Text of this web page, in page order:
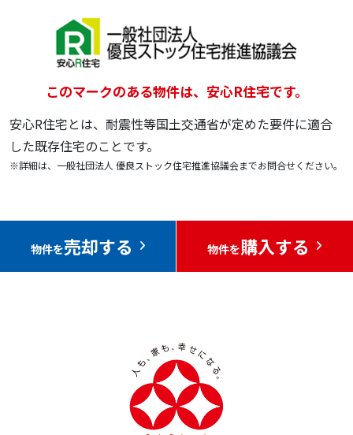
このマークのある物件は、安心R住宅です。
安心R住宅とは、耐震性等国土交通省が定めた要件に適合
した既存住宅のことです。
※詳細は、一般社団法人 優良ストック住宅推進協議会までお問合せください。
物件を売却する 物件を購入する